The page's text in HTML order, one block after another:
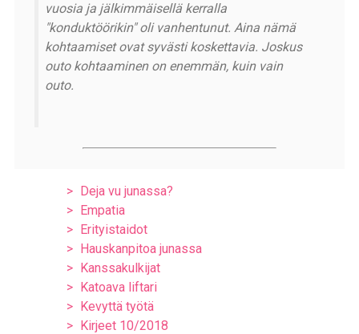
vuosia ja jälkimmäisellä kerralla
"konduktöörikin" oli vanhentunut. Aina nämä
kohtaamiset ovat syvästi koskettavia. Joskus
outo kohtaaminen on enemmän, kuin vain
outo.
Deja vu junassa?
Empatia
Erityistaidot
Hauskanpitoa junassa
Kanssakulkijat
Katoava liftari
Kevyttä työtä
Kirjeet 10/2018